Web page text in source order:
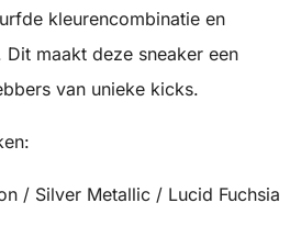
kleurencombinatie en
maakt deze sneaker een
van unieke kicks.
/ Silver Metallic / Lucid Fuchsia